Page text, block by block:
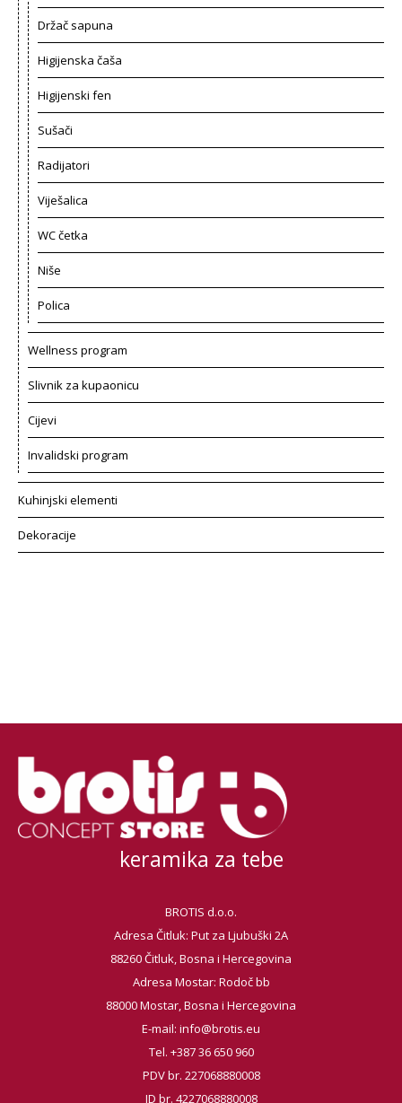
Držač sapuna
Higijenska čaša
Higijenski fen
Sušači
Radijatori
Viješalica
WC četka
Niše
Polica
Wellness program
Slivnik za kupaonicu
Cijevi
Invalidski program
Kuhinjski elementi
Dekoracije
keramika za tebe
BROTIS d.o.o.
Adresa Čitluk: Put za Ljubuški 2A
88260 Čitluk, Bosna i Hercegovina
Adresa Mostar: Rodoč bb
88000 Mostar, Bosna i Hercegovina
E-mail: info@brotis.eu
Tel. +387 36 650 960
PDV br. 227068880008
ID br. 4227068880008